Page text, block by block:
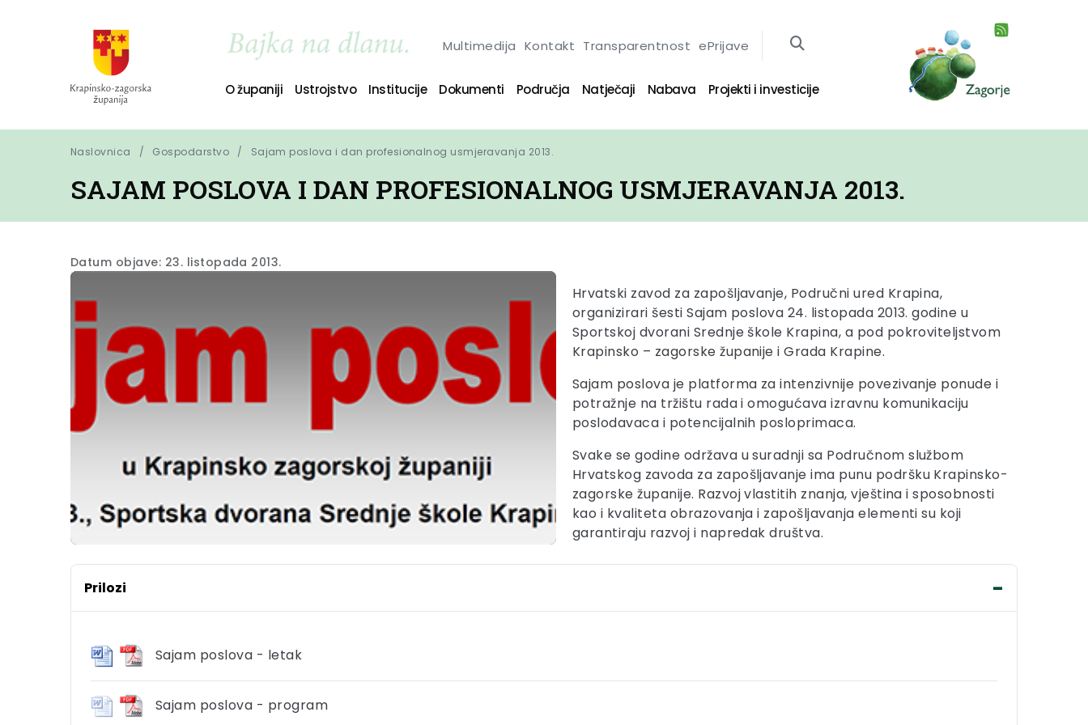
Multimedija Kontakt Transparentnost ePrijave
O županiji Ustrojstvo Institucije Dokumenti Područja Natječaji Nabava Projekti i investicije
Naslovnica Gospodarstvo Sajam poslova i dan profesionalnog usmjeravanja 2013.
SAJAM POSLOVA I DAN PROFESIONALNOG USMJERAVANJA 2013.
Datum objave: 23. listopada 2013.
Hrvatski zavod za zapošljavanje, Područni ured Krapina,
organizirari šesti Sajam poslova 24. listopada 2013. godine u
Sportskoj dvorani Srednje škole Krapina, a pod pokroviteljstvom
Krapinsko – zagorske županije i Grada Krapine.
Sajam poslova je platforma za intenzivnije povezivanje ponude i
potražnje na tržištu rada i omogućava izravnu komunikaciju
poslodavaca i potencijalnih posloprimaca.
Svake se godine održava u suradnji sa Područnom službom
Hrvatskog zavoda za zapošljavanje ima punu podršku Krapinsko-
zagorske županije. Razvoj vlastitih znanja, vještina i sposobnosti
kao i kvaliteta obrazovanja i zapošljavanja elementi su koji
garantiraju razvoj i napredak društva.
Prilozi
Sajam poslova - letak
Sajam poslova - program